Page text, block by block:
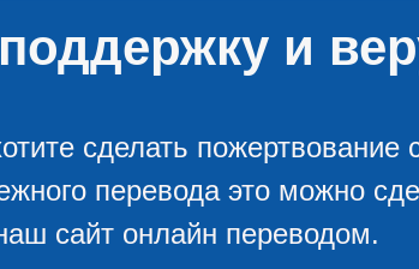
и
сделать пожертвование
перевода это можно
сайт онлайн переводом.